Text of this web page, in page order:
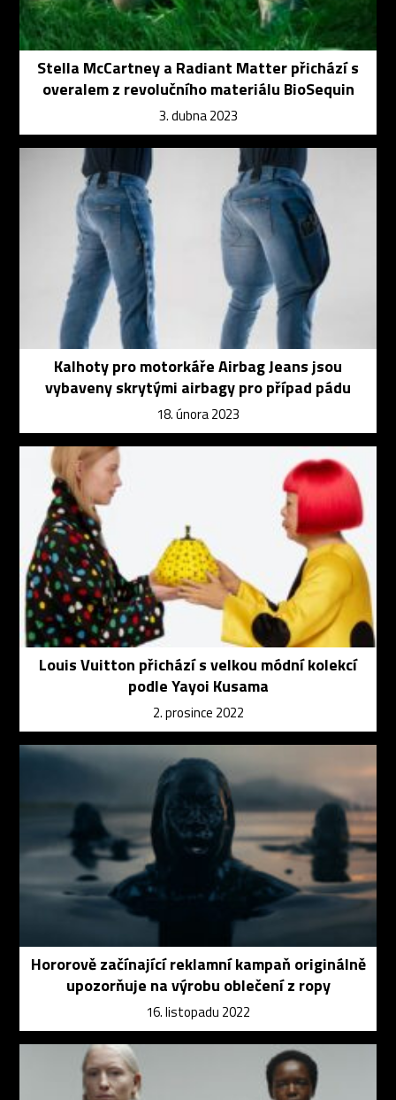
Stella McCartney a Radiant Matter přichází s
overalem z revolučního materiálu BioSequin
3. dubna 2023
Kalhoty pro motorkáře Airbag Jeans jsou
vybaveny skrytými airbagy pro případ pádu
18. února 2023
Louis Vuitton přichází s velkou módní kolekcí
podle Yayoi Kusama
2. prosince 2022
Hororově začínající reklamní kampaň originálně
upozorňuje na výrobu oblečení z ropy
16. listopadu 2022